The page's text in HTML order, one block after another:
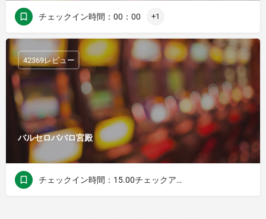
チェックイン時間：00：00 +1
バルセロババロ宮殿
42369レビュー
チェックイン時間：15.00チェックアウト時間：12.00